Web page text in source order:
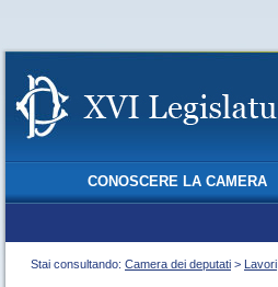
CONOSCERE LA CAMERA
Stai consultando: Camera dei deputati > Lavori